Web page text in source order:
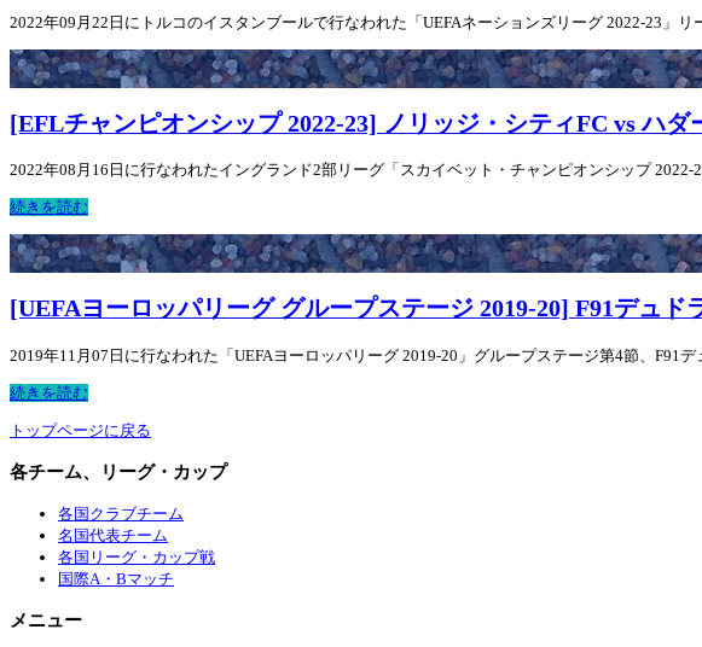
2022年09月22日にトルコのイスタンブールで行なわれた「UEFAネーションズリーグ 2022-23」
[EFLチャンピオンシップ 2022-23] ノリッジ・シティFC vs ハ
2022年08月16日に行なわれたイングランド2部リーグ「スカイベット・チャンピオンシップ
続きを読む
[UEFAヨーロッパリーグ グループステージ 2019-20] F91デュド
2019年11月07日に行なわれた「UEFAヨーロッパリーグ 2019-20」グループステージ第4節、
続きを読む
トップページに戻る
各チーム、リーグ・カップ
各国クラブチーム
名国代表チーム
各国リーグ・カップ戦
国際A・Bマッチ
メニュー